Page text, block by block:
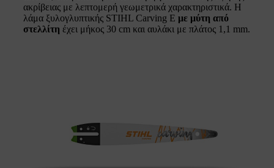
ακρίβειας με λεπτομερή γεωμετρικά χαρακτηριστικά. Η
λάμα ξυλογλυπτικής STIHL Carving E με μύτη από
στελλίτη έχει μήκος 30 cm και αυλάκι με πλάτος 1,1 mm.